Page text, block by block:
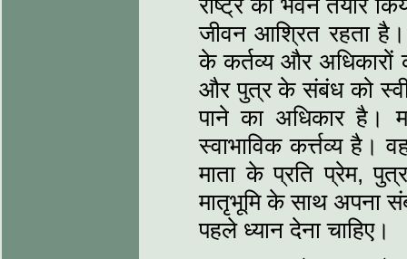
राष्ट्र का भवन तैयार
जीवन आश्रित रहता है।
के कर्तव्य और अधिकारों
और पुत्र के संबंध को
पाने का अधिकार है।
स्वाभाविक कर्त्तव्य है।
माता के प्रति प्रेम,
मातृभूमि के साथ अपना
पहले ध्यान देना चाहिए।